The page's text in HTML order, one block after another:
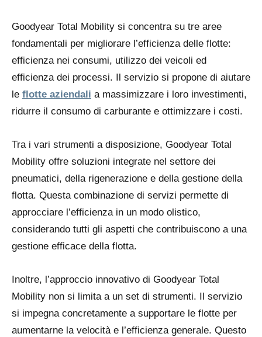
Goodyear Total Mobility si concentra su tre aree
fondamentali per migliorare l’efficienza delle flotte:
efficienza nei consumi, utilizzo dei veicoli ed
efficienza dei processi. Il servizio si propone di aiutare
le flotte aziendali a massimizzare i loro investimenti,
ridurre il consumo di carburante e ottimizzare i costi.
Tra i vari strumenti a disposizione, Goodyear Total
Mobility offre soluzioni integrate nel settore dei
pneumatici, della rigenerazione e della gestione della
flotta. Questa combinazione di servizi permette di
approcciare l’efficienza in un modo olistico,
considerando tutti gli aspetti che contribuiscono a una
gestione efficace della flotta.
Inoltre, l’approccio innovativo di Goodyear Total
Mobility non si limita a un set di strumenti. Il servizio
si impegna concretamente a supportare le flotte per
aumentarne la velocità e l’efficienza generale. Questo